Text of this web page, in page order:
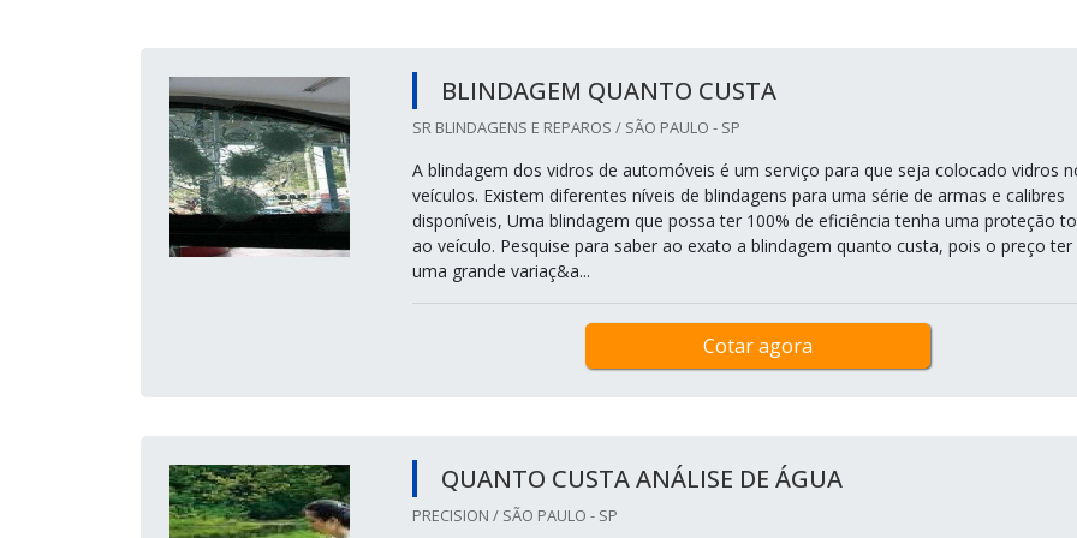
BLINDAGEM QUANTO CUSTA
SR BLINDAGENS E REPAROS / SÃO PAULO - SP
A blindagem dos vidros de automóveis é um serviço para que seja colocado vidros
veículos. Existem diferentes níveis de blindagens para uma série de armas e calibres
disponíveis, Uma blindagem que possa ter 100% de eficiência tenha uma proteção
ao veículo. Pesquise para saber ao exato a blindagem quanto custa, pois o preço ter
uma grande variaç&a...
Cotar agora
QUANTO CUSTA ANÁLISE DE ÁGUA
PRECISION / SÃO PAULO - SP